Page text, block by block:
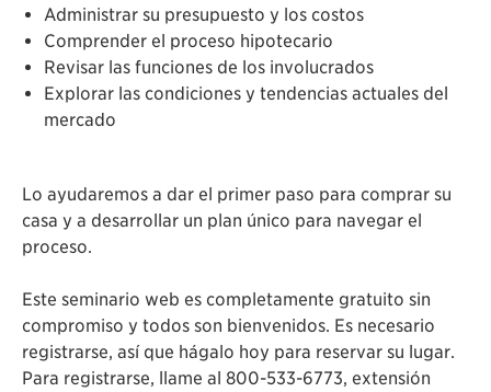
Administrar su presupuesto y los costos
Comprender el proceso hipotecario
Revisar las funciones de los involucrados
Explorar las condiciones y tendencias actuales del
mercado
Lo ayudaremos a dar el primer paso para comprar su
casa y a desarrollar un plan único para navegar el
proceso.
Este seminario web es completamente gratuito sin
compromiso y todos son bienvenidos. Es necesario
registrarse, así que hágalo hoy para reservar su lugar.
Para registrarse, llame al 800-533-6773, extensión